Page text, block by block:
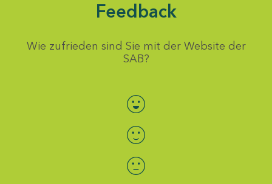
Feedback
Wie zufrieden sind Sie mit der Website der
SAB?
Bewertung auswählen